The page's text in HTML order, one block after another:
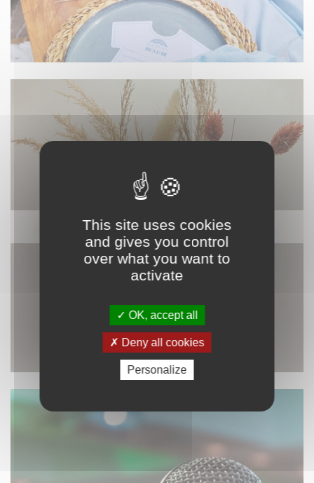
DÉCORATION
This site uses cookies
and gives you control
over what you want to
activate
OK, accept all
Deny all cookies
Personalize